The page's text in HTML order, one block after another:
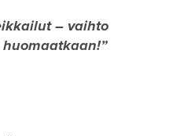
– vaihto